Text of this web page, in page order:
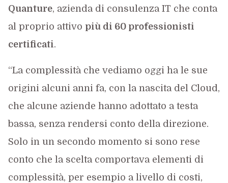
Quanture, azienda di consulenza IT che conta
al proprio attivo più di 60 professionisti
certificati.
“La complessità che vediamo oggi ha le sue
origini alcuni anni fa, con la nascita del Cloud,
che alcune aziende hanno adottato a testa
bassa, senza rendersi conto della direzione.
Solo in un secondo momento si sono rese
conto che la scelta comportava elementi di
complessità, per esempio a livello di costi,